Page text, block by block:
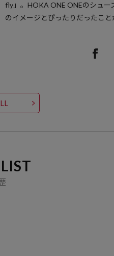
fly」。HOKA ONE ONEのシュー
のイメージとぴったりだったこと